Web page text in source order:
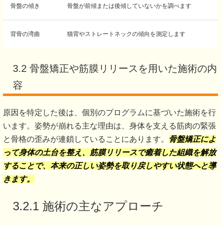
骨盤の傾き 骨盤が前傾または後傾していないかを調べます
背骨の湾曲 猫背やストレートネックの傾向を測定します
3.2 骨盤矯正や筋膜リリースを用いた施術の内
容
原因を特定した後は、個別のプログラムに基づいた施術を行
います。姿勢が崩れる主な理由は、身体を支える筋肉の緊張
と骨格の歪みが連鎖していることにあります。
骨盤矯正によ
って身体の土台を整え、筋膜リリースで癒着した組織を解放
することで、本来の正しい姿勢を取り戻しやすい状態へと導
きます。
3.2.1 施術の主なアプローチ